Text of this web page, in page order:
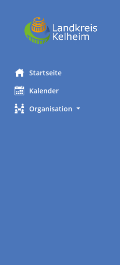
Startseite
Kalender
Organisation